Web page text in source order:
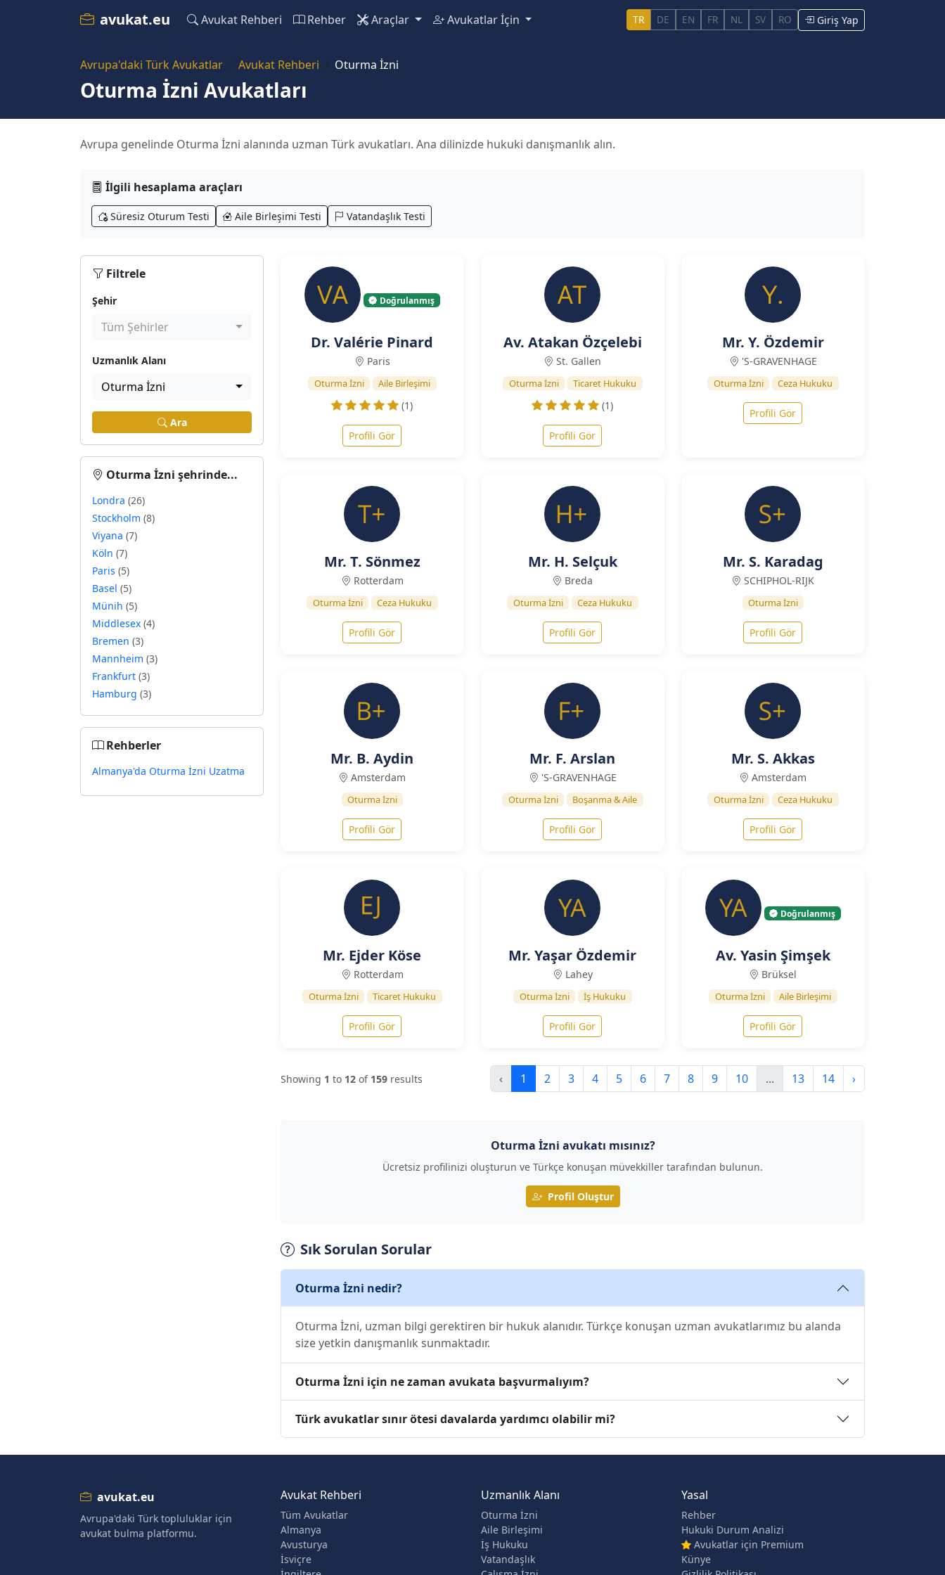
avukat.eu Avukat Rehberi Rehber Araçlar Avukatlar İçin TR DE EN FR NL SV RO Giriş Yap
Avrupa'daki Türk Avukatlar Avukat Rehberi Oturma İzni
Oturma İzni Avukatları
Avrupa genelinde Oturma İzni alanında uzman Türk avukatları. Ana dilinizde hukuki danışmanlık alın.
İlgili hesaplama araçları
Süresiz Oturum Testi Aile Birleşimi Testi Vatandaşlık Testi
Filtrele
Şehir
Tüm Şehirler
Uzmanlık Alanı
Oturma İzni
Ara
Oturma İzni şehrinde...
Londra (26)
Stockholm (8)
Viyana (7)
Köln (7)
Paris (5)
Basel (5)
Münih (5)
Middlesex (4)
Bremen (3)
Mannheim (3)
Frankfurt (3)
Hamburg (3)
Rehberler
Almanya'da Oturma İzni Uzatma
Doğrulanmış
Dr. Valérie Pinard
Paris
Oturma İzni Aile Birleşimi
(1)
Profili Gör
Av. Atakan Özçelebi
St. Gallen
Oturma İzni Ticaret Hukuku
(1)
Profili Gör
Mr. Y. Özdemir
'S-GRAVENHAGE
Oturma İzni Ceza Hukuku
Profili Gör
Mr. T. Sönmez
Rotterdam
Oturma İzni Ceza Hukuku
Profili Gör
Mr. H. Selçuk
Breda
Oturma İzni Ceza Hukuku
Profili Gör
Mr. S. Karadag
SCHIPHOL-RIJK
Oturma İzni
Profili Gör
Mr. B. Aydin
Amsterdam
Oturma İzni
Profili Gör
Mr. F. Arslan
'S-GRAVENHAGE
Oturma İzni Boşanma & Aile
Profili Gör
Mr. S. Akkas
Amsterdam
Oturma İzni Ceza Hukuku
Profili Gör
Mr. Ejder Köse
Rotterdam
Oturma İzni Ticaret Hukuku
Profili Gör
Mr. Yaşar Özdemir
Lahey
Oturma İzni İş Hukuku
Profili Gör
Doğrulanmış
Av. Yasin Şimşek
Brüksel
Oturma İzni Aile Birleşimi
Profili Gör
Showing 1 to 12 of 159 results ‹ 1 2 3 4 5 6 7 8 9 10 ... 13 14 ›
Oturma İzni avukatı mısınız?
Ücretsiz profilinizi oluşturun ve Türkçe konuşan müvekkiller tarafından bulunun.
Profil Oluştur
Sık Sorulan Sorular
Oturma İzni nedir?
Oturma İzni, uzman bilgi gerektiren bir hukuk alanıdır. Türkçe konuşan uzman avukatlarımız bu alanda
size yetkin danışmanlık sunmaktadır.
Oturma İzni için ne zaman avukata başvurmalıyım?
Türk avukatlar sınır ötesi davalarda yardımcı olabilir mi?
avukat.eu
Avrupa'daki Türk topluluklar için
avukat bulma platformu.
Avukat Rehberi
Tüm Avukatlar
Almanya
Avusturya
İsviçre
Uzmanlık Alanı
Oturma İzni
Aile Birleşimi
İş Hukuku
Vatandaşlık
Yasal
Rehber
Hukuki Durum Analizi
Avukatlar için Premium
Künye